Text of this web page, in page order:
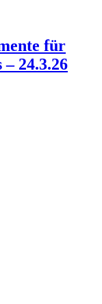
für
24.3.26